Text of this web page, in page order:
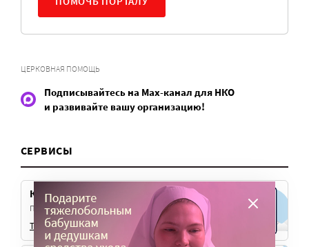
ЦЕРКОВНАЯ ПОМОЩЬ
Подписывайтесь на Max-канал для НКО
и развивайте вашу организацию!
СЕРВИСЫ
Канал для НКО
Подписывайтесь на наш телеграм-канал
Telegram Max VK